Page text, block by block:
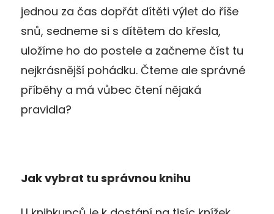
jednou za čas dopřát dítěti výlet do říše
snů, sedneme si s dítětem do křesla,
uložíme ho do postele a začneme číst tu
nejkrásnější pohádku. Čteme ale správné
příběhy a má vůbec čtení nějaká
pravidla?
Jak vybrat tu správnou knihu